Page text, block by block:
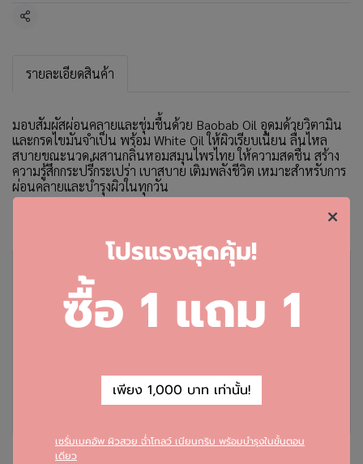
แชร์
รายละเอียดสินค้า
มอบสัมผัสผ่อนคลายและชุ่มชื้นด้วย Baobab Oil อุดมด้วยวิตามิน
และกรดไขมันจำเป็น พร้อม White Oil ให้ผิวเรียบเนียน ลื่นไหล
สบายขณะนวด ผสานกลิ่นหอมสมุนไพรไทย ให้ความสดชื่น สร้าง
ความรู้สึกกระปรี้กระเปร่า เบาสบาย เติมพลังชีวิต เหมาะสำหรับการ
ผ่อนคลายและบำรุงผิวในทุกวัน
ยังไม่มีคะแนนและรีวิว เป็นคนแรกที่แสดงความคิดเห็น
รีวิว
โปรแรงสุดคุ้ม!
ซื้อ 1 แถม 1
เพียง 1,000 บาท เท่านั้น!
เซรั่มเมคอัพ ผิวสวย ฉ่ำโกลว์ เนียนกริบ พร้อมบำรุงในขั้นตอน
เดียว